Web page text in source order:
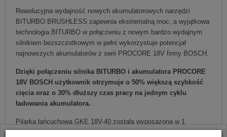
Rewolucyjna wydajność nowych akumulatorowych narzędzi
BITURBO BRUSHLESS zapewnia ekstremalną moc, a wyjątkowa
technologia BITURBO w połączeniu z nowym bardzo wydajnym
silnikiem bezszczotkowym w pełni wykorzystuje potencjał
najnowszych akumulatorów z serii PROCORE 18V firmy BOSCH.
Dzięki połączeniu silnika BITURBO i akumulatora PROCORE
18V BOSCH użytkownik otrzymuje o 50% większą szybkość
cięcia oraz o 30% dłuższy czas pracy na jednym cyklu
ładowania akumulatora.
Pilarka łańcuchowa GKE 18V-40 została wyposażona w 1
akumulator litowo-jonowy 18V typu ProCORE o bardzo dużej